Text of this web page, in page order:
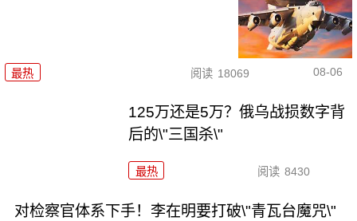
最热 阅读 18069 08-06
125万还是5万？俄乌战损数字背
后的\"三国杀\"
最热 阅读 8430
对检察官体系下手！李在明要打破\"青瓦台魔咒\"